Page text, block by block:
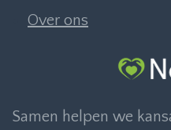
Over ons
Samen helpen we